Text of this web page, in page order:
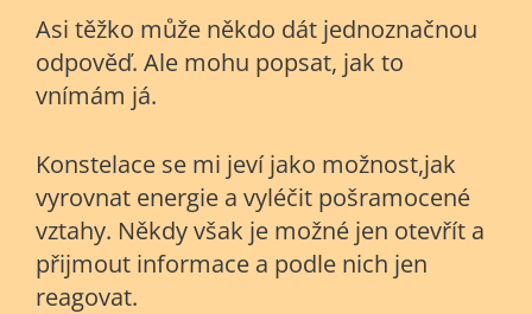
Asi těžko může někdo dát jednoznačnou
odpověď. Ale mohu popsat, jak to
vnímám já.
Konstelace se mi jeví jako možnost,jak
vyrovnat energie a vyléčit pošramocené
vztahy. Někdy však je možné jen otevřít a
přijmout informace a podle nich jen
reagovat.